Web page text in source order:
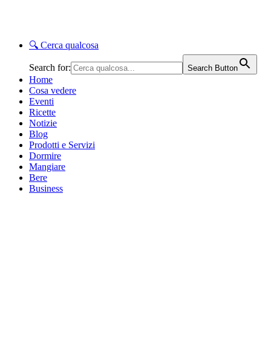
🔍 Cerca qualcosa
Search for: Search Button
Home
Cosa vedere
Eventi
Ricette
Notizie
Blog
Prodotti e Servizi
Dormire
Mangiare
Bere
Business